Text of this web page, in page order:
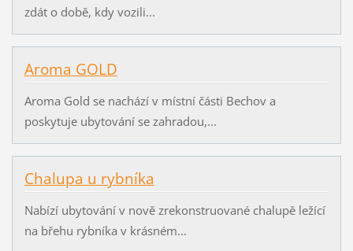
zdát o době, kdy vozili...
Aroma GOLD
Aroma Gold se nachází v místní části Bechov a
poskytuje ubytování se zahradou,...
Chalupa u rybníka
Nabízí ubytování v nově zrekonstruované chalupě ležící
na břehu rybníka v krásném...